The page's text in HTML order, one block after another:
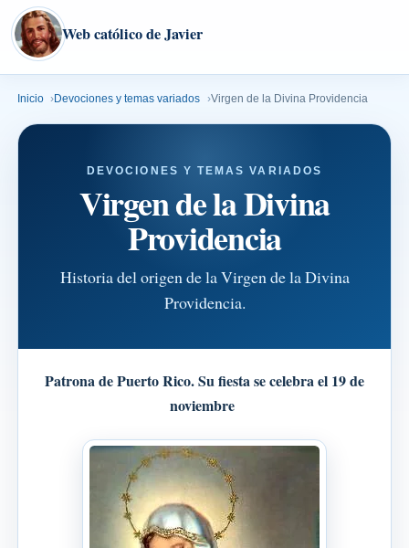
Web católico de Javier
Inicio Devociones y temas variados Virgen de la Divina Providencia
DEVOCIONES Y TEMAS VARIADOS
Virgen de la Divina
Providencia
Historia del origen de la Virgen de la Divina
Providencia.
Patrona de Puerto Rico. Su fiesta se celebra el 19 de
noviembre